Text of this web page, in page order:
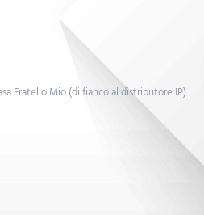
Fratello Mio (di fianco al distributore IP)